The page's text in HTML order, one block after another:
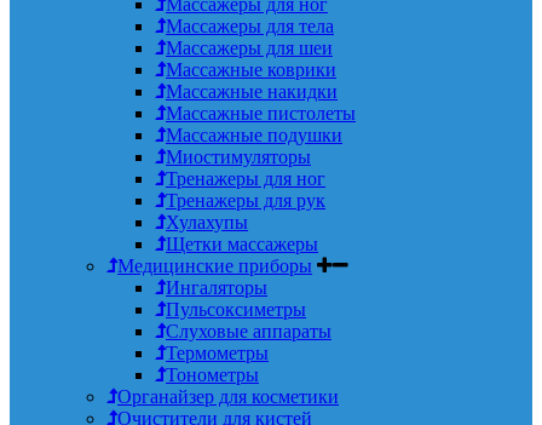
Массажеры для тела
Массажеры для шеи
Массажные коврики
Массажные накидки
Массажные пистолеты
Массажные подушки
Миостимуляторы
Тренажеры для ног
Тренажеры для рук
Хулахупы
Щетки массажеры
Медицинские приборы
Ингаляторы
Пульсоксиметры
Слуховые аппараты
Термометры
Тонометры
Органайзер для косметики
Очистители для кистей